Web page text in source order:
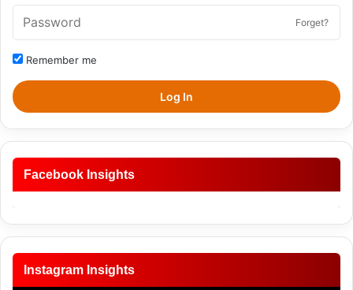
Forget?
Remember me
Log In
Facebook Insights
Instagram Insights